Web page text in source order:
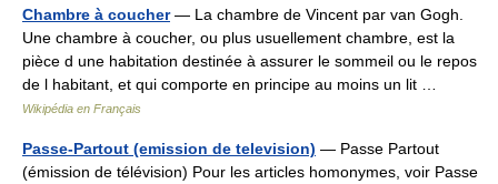
Chambre à coucher— La chambre de Vincent par van Gogh.
Une chambre à coucher, ou plus usuellement chambre, est la
pièce d une habitation destinée à assurer le sommeil ou le repos
de l habitant, et qui comporte en principe au moins un lit …
Wikipédia en Français
Passe-Partout (emission de television) — Passe Partout
(émission de télévision) Pour les articles homonymes, voir Passe